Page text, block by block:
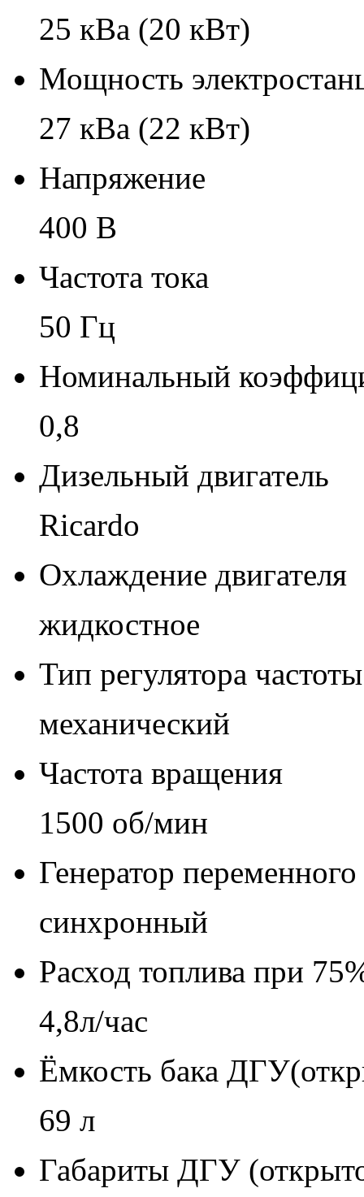
25 кВа (20 кВт)
Мощность
27 кВа (22 кВт)
Напряжение
400 В
Частота тока
50 Гц
Номинальный
0,8
Дизельный двигатель
Ricardo
Охлаждение двигателя
жидкостное
Тип регулятора
механический
Частота вращения
1500 об/мин
Генератор переменного
синхронный
Расход топлива при
4,8л/час
Ёмкость бака
69 л
Габариты ДГУ